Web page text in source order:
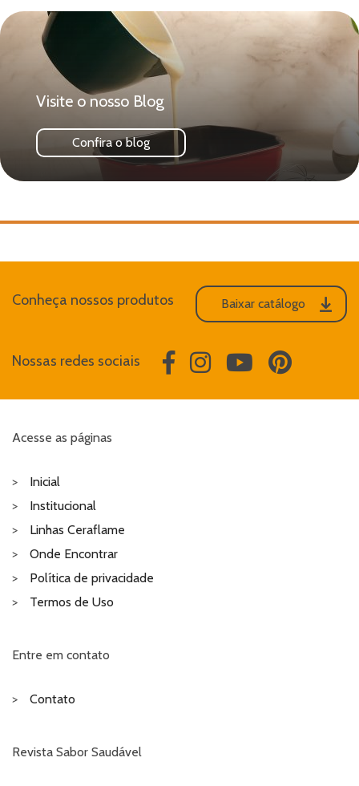
Visite o nosso Blog
Confira o blog
Conheça nossos produtos Baixar catálogo
Nossas redes sociais
Acesse as páginas
Inicial
Institucional
Linhas Ceraflame
Onde Encontrar
Política de privacidade
Termos de Uso
Entre em contato
Contato
Revista Sabor Saudável